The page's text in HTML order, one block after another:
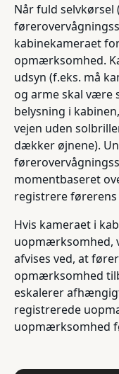
Når fuld selvkørsel
kabinekameraet
opmærksomhed.
udsyn (f.eks. må
og arme skal være
belysning i
vejen uden
dækker øjnene).
momentbaseret
registrere
Hvis kameraet i
uopmærksomhed,
afvises ved, at
opmærksomhed
eskalerer
registrerede
uopmærksomhed